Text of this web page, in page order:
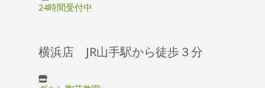
24時間受付中
横浜店 JR山手駅から徒歩３分